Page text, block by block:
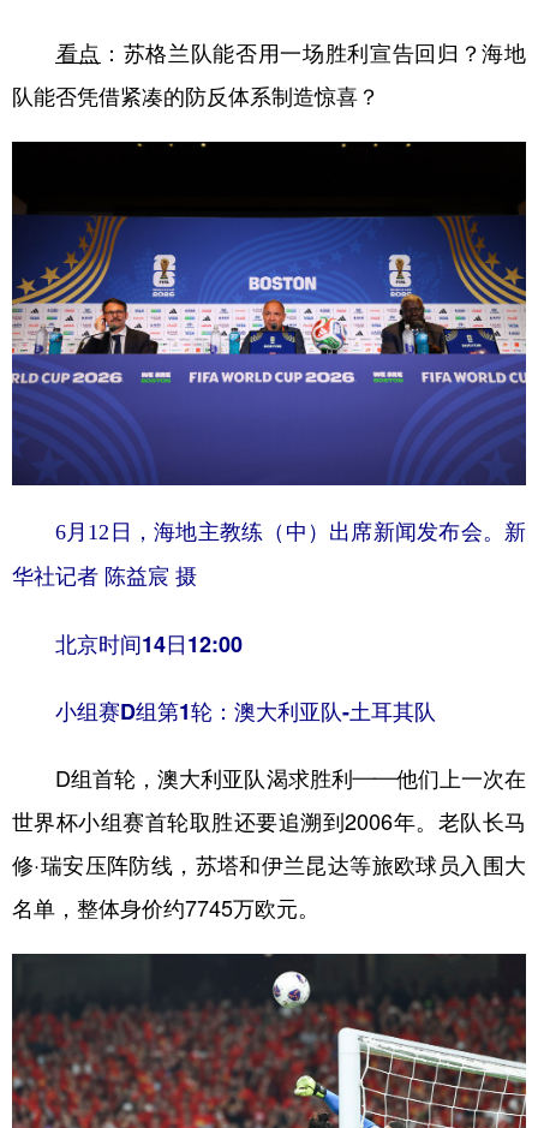
看点 ：苏格兰队能否用一场胜利宣告回归？海地
队能否凭借紧凑的防反体系制造惊喜？
6月12日，海地主教练（中）出席新闻发布会。新
华社记者 陈益宸 摄
北京时间14日12:00
小组赛D组第1轮：澳大利亚队-土耳其队
D组首轮，澳大利亚队渴求胜利——他们上一次在
世界杯小组赛首轮取胜还要追溯到2006年。老队长马
修·瑞安压阵防线，苏塔和伊兰昆达等旅欧球员入围大
名单，整体身价约7745万欧元。